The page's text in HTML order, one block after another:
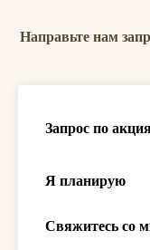
Направьте нам
Запрос по
Я планирую
Свяжитесь со